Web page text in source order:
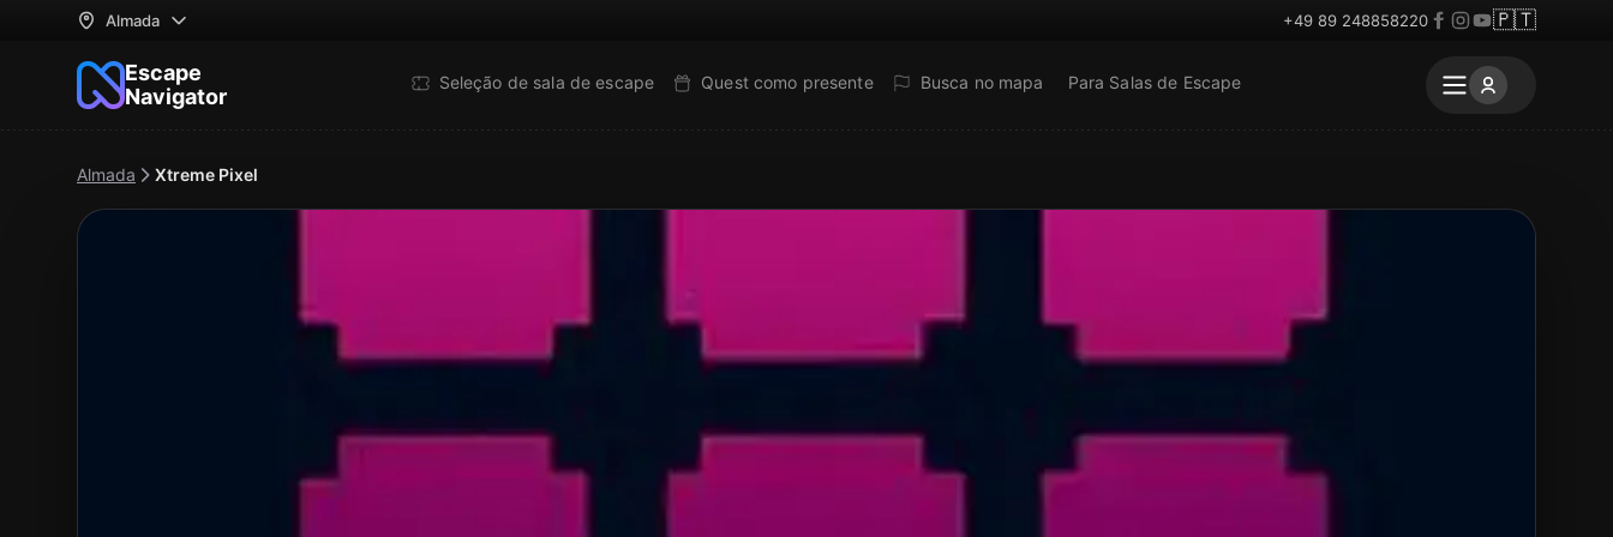
Almada +49 89 248858220 🇵🇹
Escape
Navigator
Seleção de sala de escape Quest como presente Busca no mapa Para Salas de Escape
Almada Xtreme Pixel